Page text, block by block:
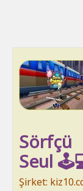
Sörfçü
Seul
Şirket: